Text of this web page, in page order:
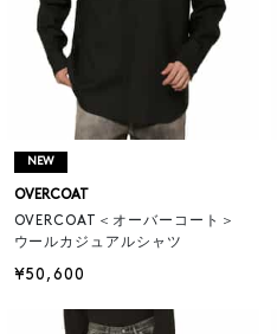
NEW
OVERCOAT
OVERCOAT＜オーバーコート＞
ウールカジュアルシャツ
¥50,600